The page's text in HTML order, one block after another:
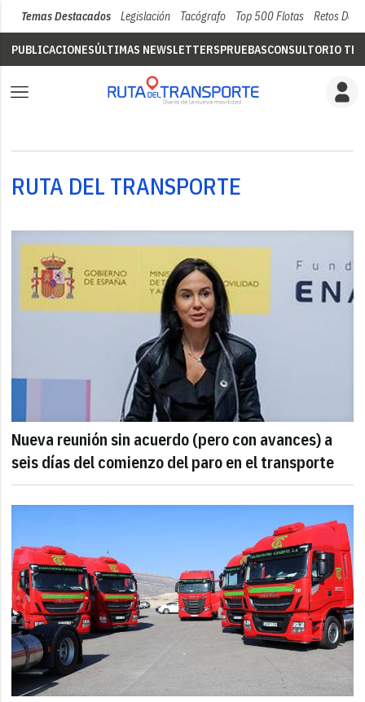
Temas Destacados Legislación Tacógrafo Top 500 Flotas Retos Del
PUBLICACIONESÚLTIMAS NEWSLETTERSPRUEBASCONSULTORIO
RUTA DEL TRANSPORTE
Nueva reunión sin acuerdo (pero con avances) a
seis días del comienzo del paro en el transporte